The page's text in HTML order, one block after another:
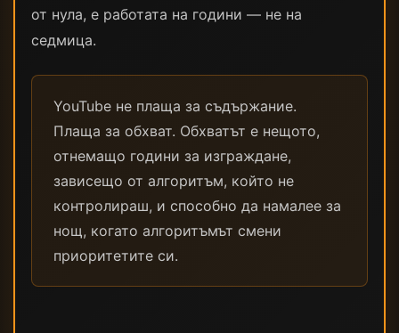
от нула, е работата на години — не на
седмица.
YouTube не плаща за съдържание.
Плаща за обхват. Обхватът е нещото,
отнемащо години за изграждане,
зависещо от алгоритъм, който не
контролираш, и способно да намалее за
нощ, когато алгоритъмът смени
приоритетите си.